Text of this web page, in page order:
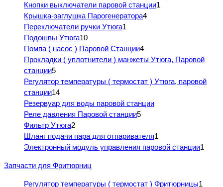
Кнопки выключатели паровой станции1
Крышка-заглушка Парогенератора4
Переключатели ручки Утюга1
Подошвы Утюга10
Помпа ( насос ) Паровой Станции4
Прокладки ( уплотнители ) манжеты Утюга, Паровой
станции5
Регулятор температуры ( термостат ) Утюга, паровой
станции14
Резервуар для воды паровой станции
Реле давления Паровой станции5
Фильтр Утюга2
Шланг подачи пара для отпаривателя1
Электронный модуль управления паровой станции1
Запчасти для Фритюрниц
Регулятор температуры ( термостат ) Фритюрницы1